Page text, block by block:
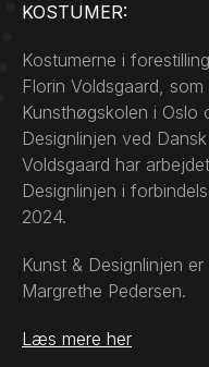
KOSTUMER:
Kostumerne i
Florin Voldsgaard,
Kunsthøgskolen i Oslo
Designlinjen ved
Voldsgaard har
Designlinjen i
2024.
Kunst & Designlinjen
Margrethe Pedersen.
Læs mere her